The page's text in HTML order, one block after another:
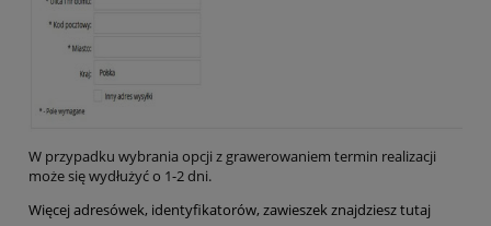
W przypadku wybrania opcji z grawerowaniem termin realizacji
może się wydłużyć o 1-2 dni.
Więcej adresówek, identyfikatorów, zawieszek znajdziesz tutaj